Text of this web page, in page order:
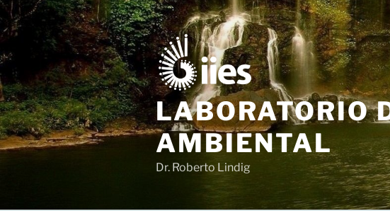
Saltar
al
contenido
LABORATORIO
AMBIENTAL
Dr. Roberto Lindig